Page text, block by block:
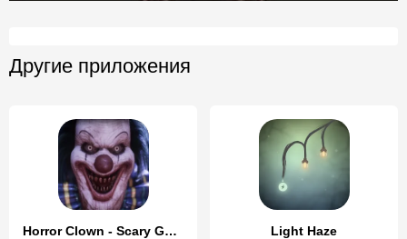
Другие приложения
Horror Clown - Scary Ghost Light Haze